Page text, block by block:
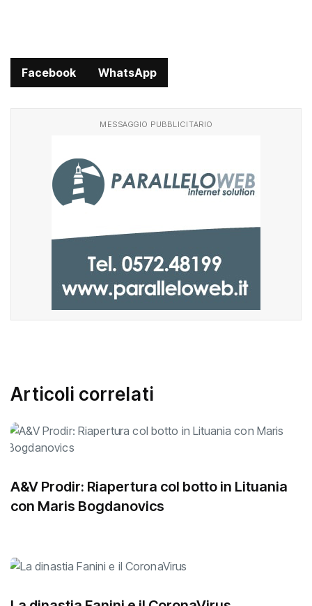
Facebook WhatsApp
MESSAGGIO PUBBLICITARIO
Articoli correlati
A&V Prodir: Riapertura col botto in Lituania
con Maris Bogdanovics